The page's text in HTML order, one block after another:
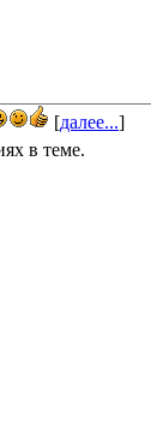
[далее...]
в теме.